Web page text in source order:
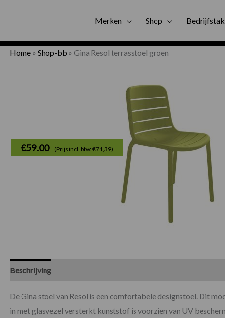
Merken Shop Bedrijfstak
Gratis bezorging
Home » Shop-bb » Gina Resol terrasstoel groen
€59.00 (Prijs incl. btw: €71,39)
Beschrijving
De Gina stoel van Resol is een comfortabele designstoel. Dit
in met glasvezel versterkt kunststof is voorzien van UV